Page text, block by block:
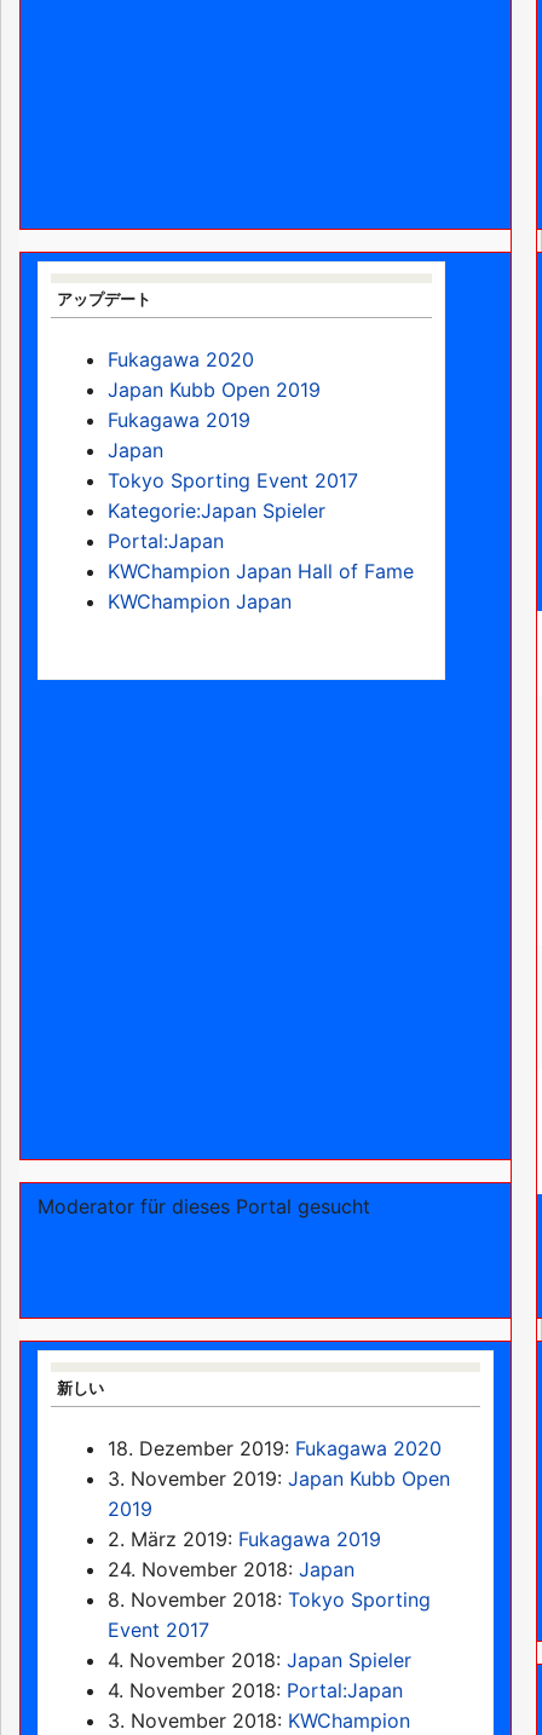
アップデート
Fukagawa 2020
Japan Kubb Open 2019
Fukagawa 2019
Japan
Tokyo Sporting Event 2017
Kategorie:Japan Spieler
Portal:Japan
KWChampion Japan Hall of Fame
KWChampion Japan
Moderator für dieses Portal gesucht
新しい
18. Dezember 2019: Fukagawa 2020
3. November 2019: Japan Kubb Open
2019
2. März 2019: Fukagawa 2019
24. November 2018: Japan
8. November 2018: Tokyo Sporting
Event 2017
4. November 2018: Japan Spieler
4. November 2018: Portal:Japan
3. November 2018: KWChampion